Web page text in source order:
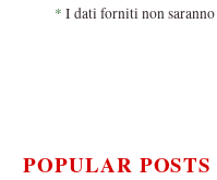
* I dati forniti non
POPULAR POSTS